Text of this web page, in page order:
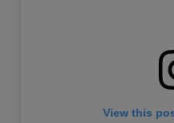
View this